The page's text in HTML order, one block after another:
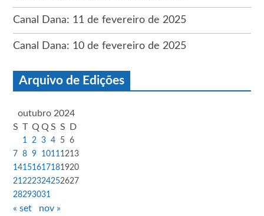
Canal Dana: 11 de fevereiro de 2025
Canal Dana: 10 de fevereiro de 2025
Arquivo de Edições
outubro 2024
S T Q Q S S D
1 2 3 4 5 6
7 8 9 1011 1213
14151617181920
21 222324252627
28293031
« set nov »